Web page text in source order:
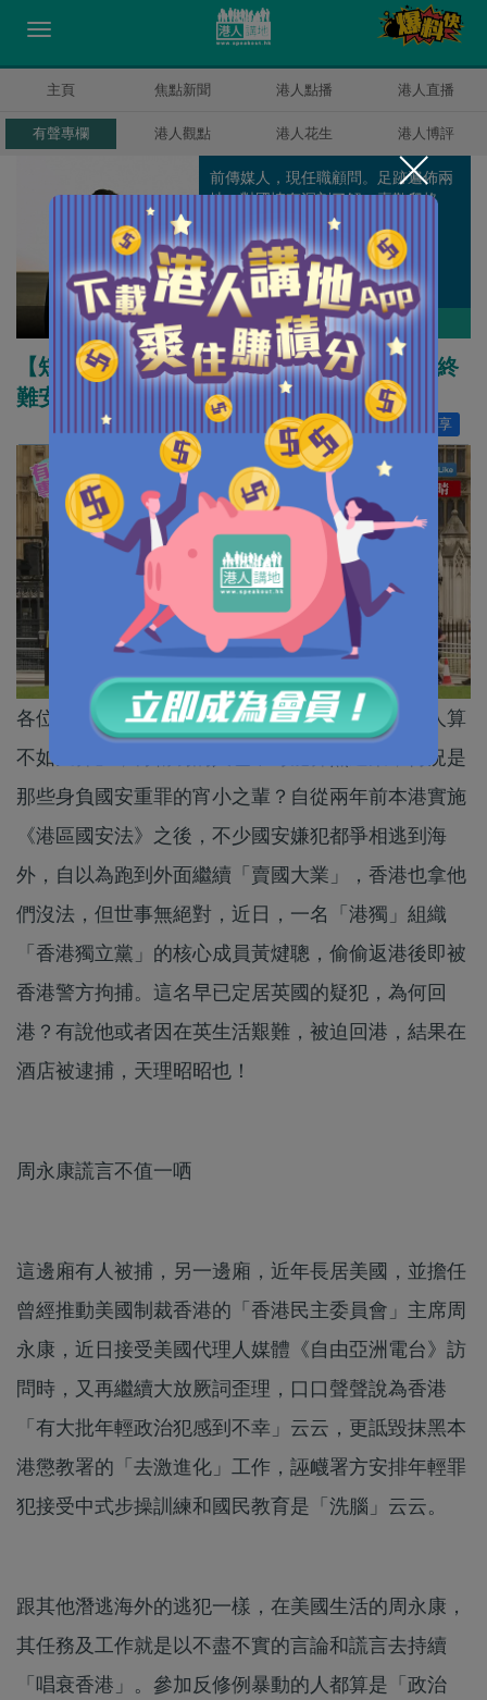
主頁 焦點新聞 港人點播 港人直播
有聲專欄 港人觀點 港人花生 港人博評
原姿晴
前傳媒人，現任職顧問。足跡遍佈兩
地，對國情有深刻了解；喜歡爬格
子，閒時點評天下。
作者其他博評
【短片】【有聲專欄】原姿晴:潛逃「獨」犯終
難安 賣國者謊言自欺欺人
分享
讚好 47
各位網友，今日跟大家談談一些逃犯。正所謂「人算
不如天算」，再精明的人也不可能算無遺策，何況是
那些身負國安重罪的宵小之輩？自從兩年前本港實施
《港區國安法》之後，不少國安嫌犯都爭相逃到海
外，自以為跑到外面繼續「賣國大業」，香港也拿他
們沒法，但世事無絕對，近日，一名「港獨」組織
「香港獨立黨」的核心成員黃煡聰，偷偷返港後即被
香港警方拘捕。這名早已定居英國的疑犯，為何回
港？有說他或者因在英生活艱難，被迫回港，結果在
酒店被逮捕，天理昭昭也！
周永康謊言不值一哂
這邊廂有人被捕，另一邊廂，近年長居美國，並擔任
曾經推動美國制裁香港的「香港民主委員會」主席周
永康，近日接受美國代理人媒體《自由亞洲電台》訪
問時，又再繼續大放厥詞歪理，口口聲聲說為香港
「有大批年輕政治犯感到不幸」云云，更詆毀抹黑本
港懲教署的「去激進化」工作，誣衊署方安排年輕罪
犯接受中式步操訓練和國民教育是「洗腦」云云。
跟其他潛逃海外的逃犯一樣，在美國生活的周永康，
其任務及工作就是以不盡不實的言論和謊言去持續
「唱衰香港」。參加反修例暴動的人都算是「政治